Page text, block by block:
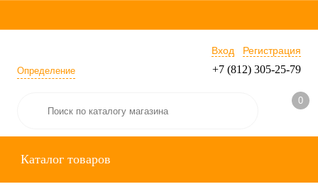
Определение
Вход Регистрация
+7 (812) 305-25-79
0
Каталог товаров